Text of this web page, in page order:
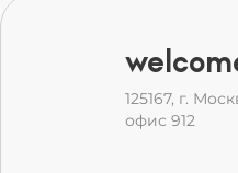
125167, г.
офис 912